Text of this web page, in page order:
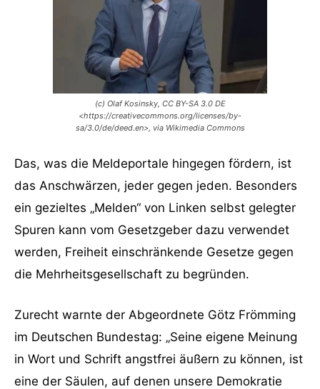
(c) Olaf Kosinsky, CC BY-SA 3.0 DE
<https://creativecommons.org/licenses/by-
sa/3.0/de/deed.en>, via Wikimedia Commons
Das, was die Meldeportale hingegen fördern, ist
das Anschwärzen, jeder gegen jeden. Besonders
ein gezieltes „Melden“ von Linken selbst gelegter
Spuren kann vom Gesetzgeber dazu verwendet
werden, Freiheit einschränkende Gesetze gegen
die Mehrheitsgesellschaft zu begründen.
Zurecht warnte der Abgeordnete Götz Frömming
im Deutschen Bundestag: „Seine eigene Meinung
in Wort und Schrift angstfrei äußern zu können, ist
eine der Säulen, auf denen unsere Demokratie